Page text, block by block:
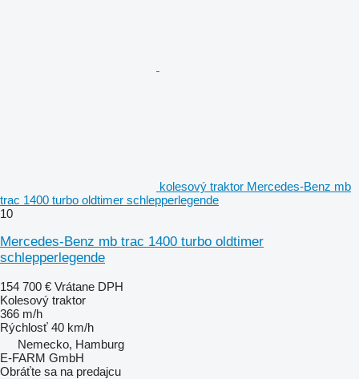
kolesový traktor Mercedes-Benz mb
trac 1400 turbo oldtimer schlepperlegende
10
Mercedes-Benz mb trac 1400 turbo oldtimer
schlepperlegende
154 700 € Vrátane DPH
Kolesový traktor
366 m/h
Rýchlosť 40 km/h
Nemecko, Hamburg
E-FARM GmbH
Obráťte sa na predajcu